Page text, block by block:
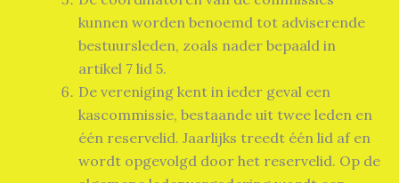
kunnen worden benoemd tot adviserende
bestuursleden, zoals nader bepaald in
artikel 7 lid 5.
De vereniging kent in ieder geval een
kascommissie, bestaande uit twee leden en
één reservelid. Jaarlijks treedt één lid af en
wordt opgevolgd door het reservelid. Op de